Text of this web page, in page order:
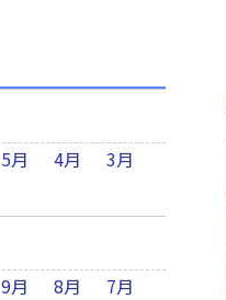
5月 4月
3月
9月 8月
7月